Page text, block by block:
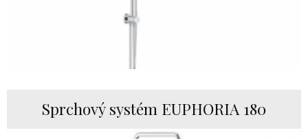
Sprchový systém EUPHORIA 180